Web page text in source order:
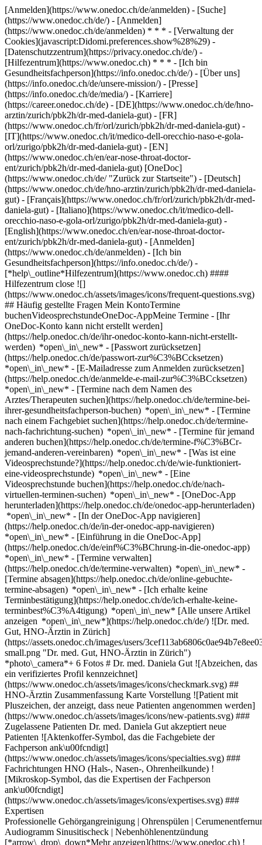
[Anmelden](https://www.onedoc.ch/de/anmelden) - [Suche]
(https://www.onedoc.ch/de/) - [Anmelden]
(https://www.onedoc.ch/de/anmelden) * * * - [Verwaltung der
Cookies](javascript:Didomi.preferences.show%28%29) -
[Datenschutzzentrum](https://privacy.onedoc.ch/de/) -
[Hilfezentrum](https://www.onedoc.ch) * * * - [Ich bin
Gesundheitsfachperson](https://info.onedoc.ch/de/) - [Über uns]
(https://info.onedoc.ch/de/unsere-mission/) - [Presse]
(https://info.onedoc.ch/de/media/) - [Karriere]
(https://career.onedoc.ch/de) - [DE](https://www.onedoc.ch/de/hno-
arztin/zurich/pbk2h/dr-med-daniela-gut) - [FR]
(https://www.onedoc.ch/fr/orl/zurich/pbk2h/dr-med-daniela-gut) -
[IT](https://www.onedoc.ch/it/medico-dell-orecchio-naso-e-gola-
orl/zurigo/pbk2h/dr-med-daniela-gut) - [EN]
(https://www.onedoc.ch/en/ear-nose-throat-doctor-
ent/zurich/pbk2h/dr-med-daniela-gut) [OneDoc]
(https://www.onedoc.ch/de/ "Zurück zur Startseite") - [Deutsch]
(https://www.onedoc.ch/de/hno-arztin/zurich/pbk2h/dr-med-daniela-
gut) - [Français](https://www.onedoc.ch/fr/orl/zurich/pbk2h/dr-med-
daniela-gut) - [Italiano](https://www.onedoc.ch/it/medico-dell-
orecchio-naso-e-gola-orl/zurigo/pbk2h/dr-med-daniela-gut) -
[English](https://www.onedoc.ch/en/ear-nose-throat-doctor-
ent/zurich/pbk2h/dr-med-daniela-gut) - [Anmelden]
(https://www.onedoc.ch/de/anmelden) - [Ich bin
Gesundheitsfachperson](https://info.onedoc.ch/de/) -
[*help\_outline*Hilfezentrum](https://www.onedoc.ch) ####
Hilfezentrum close ![]
(https://www.onedoc.ch/assets/images/icons/frequent-questions.svg)
## Häufig gestellte Fragen Mein KontoTermine
buchenVideosprechstundeOneDoc-AppMeine Termine - [Ihr
OneDoc-Konto kann nicht erstellt werden]
(https://help.onedoc.ch/de/ihr-onedoc-konto-kann-nicht-erstellt-
werden) *open\_in\_new* - [Passwort zurücksetzen]
(https://help.onedoc.ch/de/passwort-zur%C3%BCcksetzen)
*open\_in\_new* - [E-Mailadresse zum Anmelden zurücksetzen]
(https://help.onedoc.ch/de/anmelde-e-mail-zur%C3%BCcksetzen)
*open\_in\_new* - [Termine nach dem Namen des
Arztes/Therapeuten suchen](https://help.onedoc.ch/de/termine-bei-
ihrer-gesundheitsfachperson-buchen) *open\_in\_new* - [Termine
nach einem Fachgebiet suchen](https://help.onedoc.ch/de/termine-
nach-fachrichtung-suchen) *open\_in\_new* - [Termine für jemand
anderen buchen](https://help.onedoc.ch/de/termine-f%C3%BCr-
jemand-anderen-vereinbaren) *open\_in\_new* - [Was ist eine
Videosprechstunde?](https://help.onedoc.ch/de/wie-funktioniert-
eine-videosprechstunde) *open\_in\_new* - [Eine
Videosprechstunde buchen](https://help.onedoc.ch/de/nach-
virtuellen-terminen-suchen) *open\_in\_new* - [OneDoc-App
herunterladen](https://help.onedoc.ch/de/onedoc-app-herunterladen)
*open\_in\_new* - [In der OneDoc-App navigieren]
(https://help.onedoc.ch/de/in-der-onedoc-app-navigieren)
*open\_in\_new* - [Einführung in die OneDoc-App]
(https://help.onedoc.ch/de/einf%C3%BChrung-in-die-onedoc-app)
*open\_in\_new* - [Termine verwalten]
(https://help.onedoc.ch/de/termine-verwalten) *open\_in\_new* -
[Termine absagen](https://help.onedoc.ch/de/online-gebuchte-
termine-absagen) *open\_in\_new* - [Ich erhalte keine
Terminbestätigung](https://help.onedoc.ch/de/ich-erhalte-keine-
terminbest%C3%A4tigung) *open\_in\_new* [Alle unsere Artikel
anzeigen *open\_in\_new*](https://help.onedoc.ch/de/) ![Dr. med.
Gut, HNO-Ärztin in Zürich]
(https://assets.onedoc.ch/images/users/
small.png "Dr. med. Gut, HNO-Ärztin in Zürich")
*photo\_camera*+ 6 Fotos # Dr. med. Daniela Gut ![Abzeichen, das
ein verifiziertes Profil kennzeichnet]
(https://www.onedoc.ch/assets/images/icons/checkmark.svg) ##
HNO-Ärztin Zusammenfassung Karte Vorstellung ![Patient mit
Pluszeichen, der anzeigt, dass neue Patienten angenommen werden]
(https://www.onedoc.ch/assets/images/icons/new-patients.svg) ###
Zugelassene Patienten Dr. med. Daniela Gut akzeptiert neue
Patienten ![Aktenkoffer-Symbol, das die Fachgebiete der
Fachperson ank\u00fcndigt]
(https://www.onedoc.ch/assets/images/icons/specialties.svg) ###
Fachrichtungen HNO (Hals-, Nasen-, Ohrenheilkunde) !
[Mikroskop-Symbol, das die Expertisen der Fachperson
ank\u00fcndigt]
(https://www.onedoc.ch/assets/images/icons/expertises.svg) ###
Expertisen
Professionelle Gehörgangreinigung | Ohrenspülen |
Audiogramm Sinusitischeck | Nebenhöhlenentzündung
[*arrow\_drop\_down*Mehr anzeigen](https://www.onedoc.ch) !